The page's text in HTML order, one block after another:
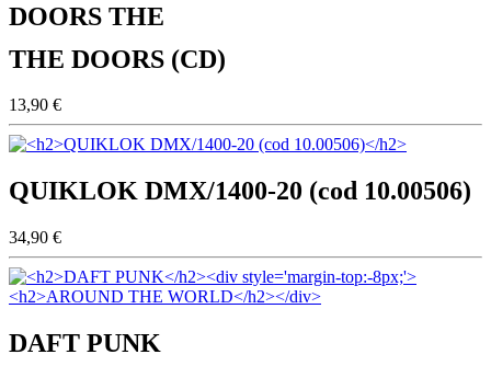
DOORS THE
THE DOORS (CD)
13,90 €
QUIKLOK DMX/1400-20 (cod 10.00506)
34,90 €
DAFT PUNK